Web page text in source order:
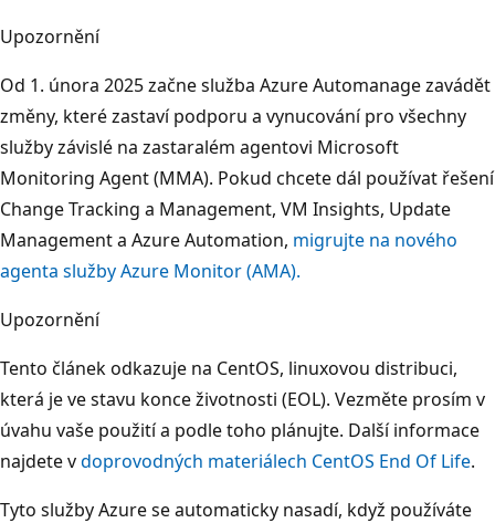
Upozornění
Od 1. února 2025 začne služba Azure Automanage zavádět
změny, které zastaví podporu a vynucování pro všechny
služby závislé na zastaralém agentovi Microsoft
Monitoring Agent (MMA). Pokud chcete dál používat řešení
Change Tracking a Management, VM Insights, Update
Management a Azure Automation, migrujte na nového
agenta služby Azure Monitor (AMA).
Upozornění
Tento článek odkazuje na CentOS, linuxovou distribuci,
která je ve stavu konce životnosti (EOL). Vezměte prosím v
úvahu vaše použití a podle toho plánujte. Další informace
najdete vdoprovodných materiálech CentOS End Of Life.
Tyto služby Azure se automaticky nasadí, když používáte